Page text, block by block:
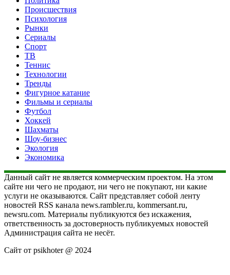
Происшествия
Психология
Рынки
Сериалы
Спорт
ТВ
Теннис
Технологии
Тренды
Фигурное катание
Фильмы и сериалы
Футбол
Хоккей
Шахматы
Шоу-бизнес
Экология
Экономика
Данный сайт не является коммерческим проектом. На этом
сайте ни чего не продают, ни чего не покупают, ни какие
услуги не оказываются. Сайт представляет собой ленту
новостей RSS канала news.rambler.ru, kommersant.ru,
newsru.com. Материалы публикуются без искажения,
ответственность за достоверность публикуемых новостей
Администрация сайта не несёт.
Сайт от psikhoter @ 2024